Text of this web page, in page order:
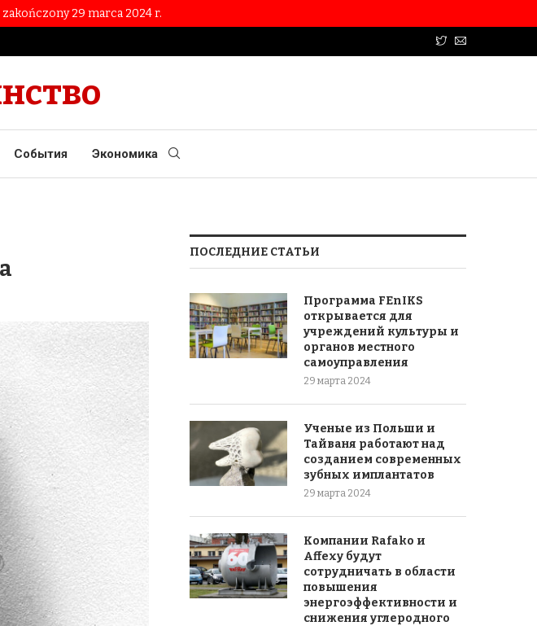
29 marca 2024 r.
События Экономика
ПОСЛЕДНИЕ СТАТЬИ
Программа FEnIKS
открывается для
учреждений культуры и
органов местного
самоуправления
29 марта 2024
Ученые из Польши и
Тайваня работают над
созданием современных
зубных имплантатов
29 марта 2024
Компании Rafako и
Affexy будут
сотрудничать в области
повышения
энергоэффективности и
снижения углеродного